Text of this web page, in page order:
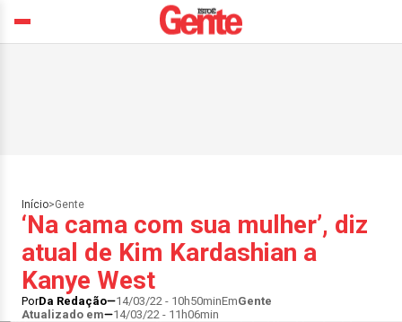
Início>Gente
‘Na cama com sua mulher’, diz
atual de Kim Kardashian a
Kanye West
PorDa Redação 14/03/22 - 10h50minEmGente
Atualizado em
14/03/22 - 11h06min